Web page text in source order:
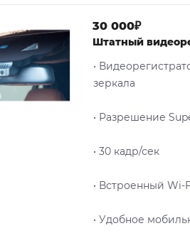
30 000₽
Штатный
•
зеркала
• Разрешение
• 30 кадр/сек
• Встроенный Wi-
• Удобное